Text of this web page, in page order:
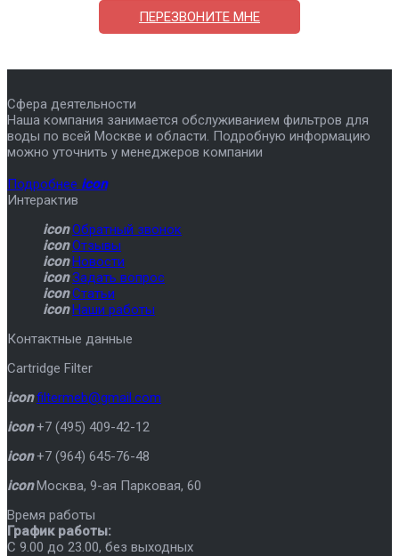
ПЕРЕЗВОНИТЕ МНЕ
Сфера деятельности
Наша компания занимается обслуживанием фильтров для
воды по всей Москве и области. Подробную информацию
можно уточнить у менеджеров компании
Подробнее icon
Интерактив
icon Обратный звонок
icon Отзывы
icon Новости
icon Задать вопрос
icon Статьи
icon Наши работы
Контактные данные
Cartridge Filter
icon filtermeb@gmail.com
icon +7 (495) 409-42-12
icon +7 (964) 645-76-48
icon Москва, 9-ая Парковая, 60
Время работы
График работы:
C 9.00 до 23.00, без выходных